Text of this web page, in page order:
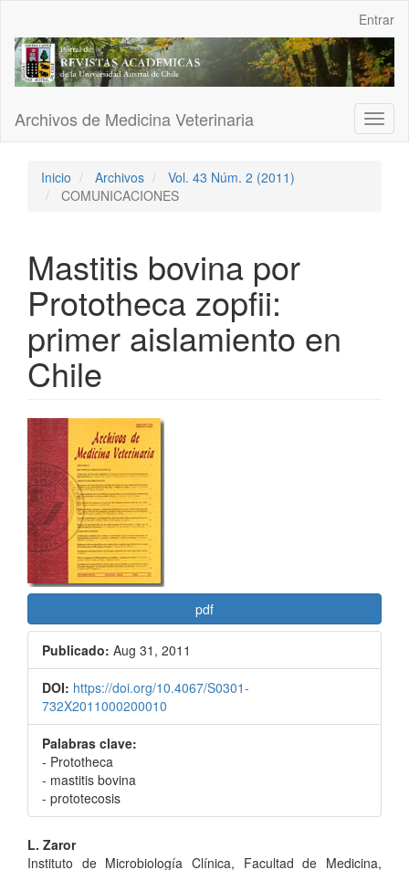
Contenido
principal
Barra
Entrar
Archivos de Medicina Veterinaria
Inicio Archivos
Vol. 43 Núm. 2 (2011)
COMUNICACIONES
Mastitis bovina por
Prototheca zopfii:
primer aislamiento en
Chile
Barra
lateral
del
artículo
pdf
Publicado: Aug 31, 2011
DOI: https://doi.org/10.4067/S0301-
732X2011000200010
Palabras clave:
- Prototheca
- mastitis bovina
- prototecosis
Contenido
L. Zaror
Instituto de Microbiología Clínica, Facultad de Medicina,